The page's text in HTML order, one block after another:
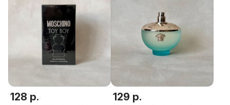
128 р. 129 р.